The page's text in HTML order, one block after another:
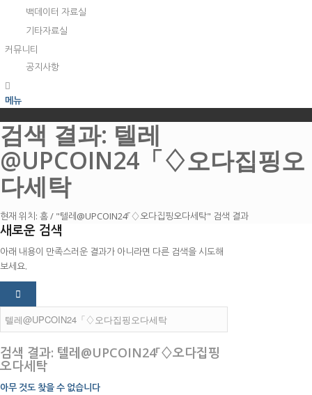
백데이터 자료실
기타자료실
커뮤니티
공지사항
메뉴
검색 결과: 텔레
@UPCOIN24「♢오다집핑오
다세탁
현재 위치: 홈/ "텔레@UPCOIN24「♢오다집핑오다세탁" 검색 결과
새로운 검색
아래 내용이 만족스러운 결과가 아니라면 다른 검색을 시도해
보세요.
검색 결과: 텔레@UPCOIN24「♢오다집핑
오다세탁
아무 것도 찾을 수 없습니다